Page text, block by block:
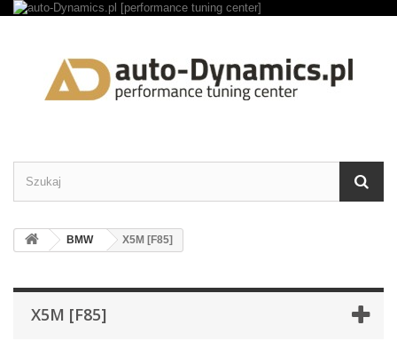
BMW X5M [F85]
X5M [F85]